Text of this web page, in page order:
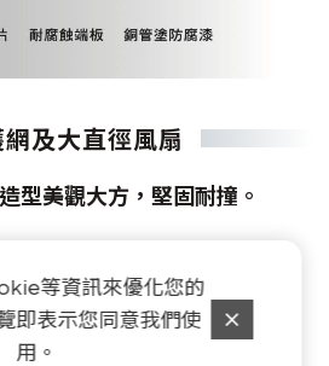
及大直徑風扇
型美觀大方，堅固耐撞。
出熱風造型 美觀大方，堅固耐
等資訊來優化您的
即表示您同意我們使
用。